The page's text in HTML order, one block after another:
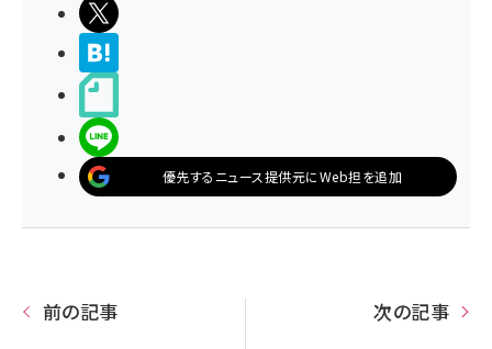
優先するニュース提供元にWeb担を追加
前の記事 次の記事